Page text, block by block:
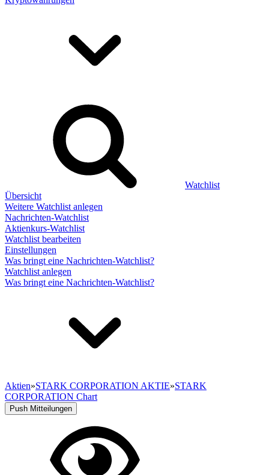
Watchlist
Übersicht
Weitere Watchlist anlegen
Nachrichten-Watchlist
Aktienkurs-Watchlist
Watchlist bearbeiten
Einstellungen
Was bringt eine Nachrichten-Watchlist?
Watchlist anlegen
Was bringt eine Nachrichten-Watchlist?
Aktien»STARK CORPORATION AKTIE»STARK
CORPORATION Chart
Push Mitteilungen